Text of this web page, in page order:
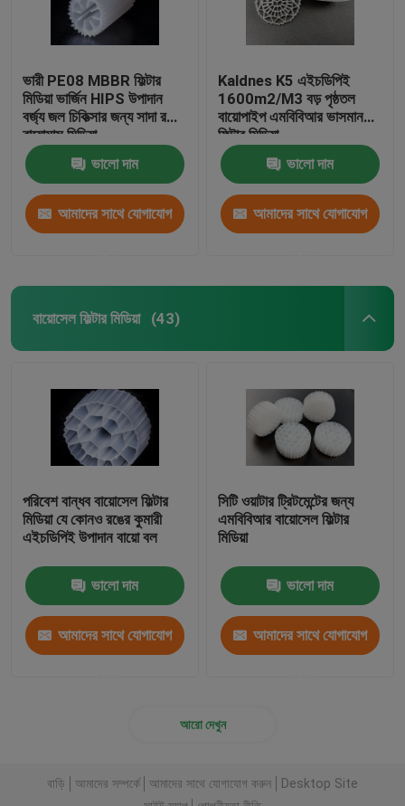
ভারী PE08 MBBR ফিল্টার
মিডিয়া ভার্জিন HIPS উপাদান
বর্জ্য জল চিকিত্সার জন্য সাদা রঙের
বায়োমাস মিডিয়া
ভালো দাম
আমাদের সাথে যোগাযোগ
Kaldnes K5 এইচডিপিই
1600m2/M3 বড় পৃষ্ঠতল
বায়োপাইপ এমবিবিআর ভাসমান
ফিল্টার মিডিয়া
ভালো দাম
আমাদের সাথে যোগাযোগ
বায়োসেল ফিল্টার মিডিয়া (43)
পরিবেশ বান্ধব বায়োসেল ফিল্টার
মিডিয়া যে কোনও রঙের কুমারী
এইচডিপিই উপাদান বায়ো বল
ভালো দাম
আমাদের সাথে যোগাযোগ
সিটি ওয়াটার ট্রিটমেন্টের জন্য
এমবিবিআর বায়োসেল ফিল্টার
মিডিয়া
ভালো দাম
আমাদের সাথে যোগাযোগ
আরো দেখুন
বাড়ি আমাদের সম্পর্কে আমাদের সাথে যোগাযোগ করুন
Desktop Site